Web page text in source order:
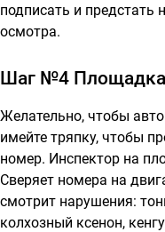
подписать и
осмотра.
Шаг №4 Площадка
Желательно, чтобы
имейте тряпку, чтобы
номер. Инспектор на
Сверяет номера на
смотрит нарушения:
колхозный ксенон,